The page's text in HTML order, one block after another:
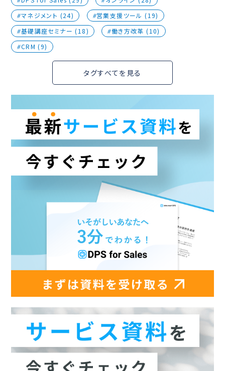
マネジメント (24)
営業支援ツール (19)
基礎講座セミナー (18)
働き方改革 (10)
CRM (9)
タグすべてを見る